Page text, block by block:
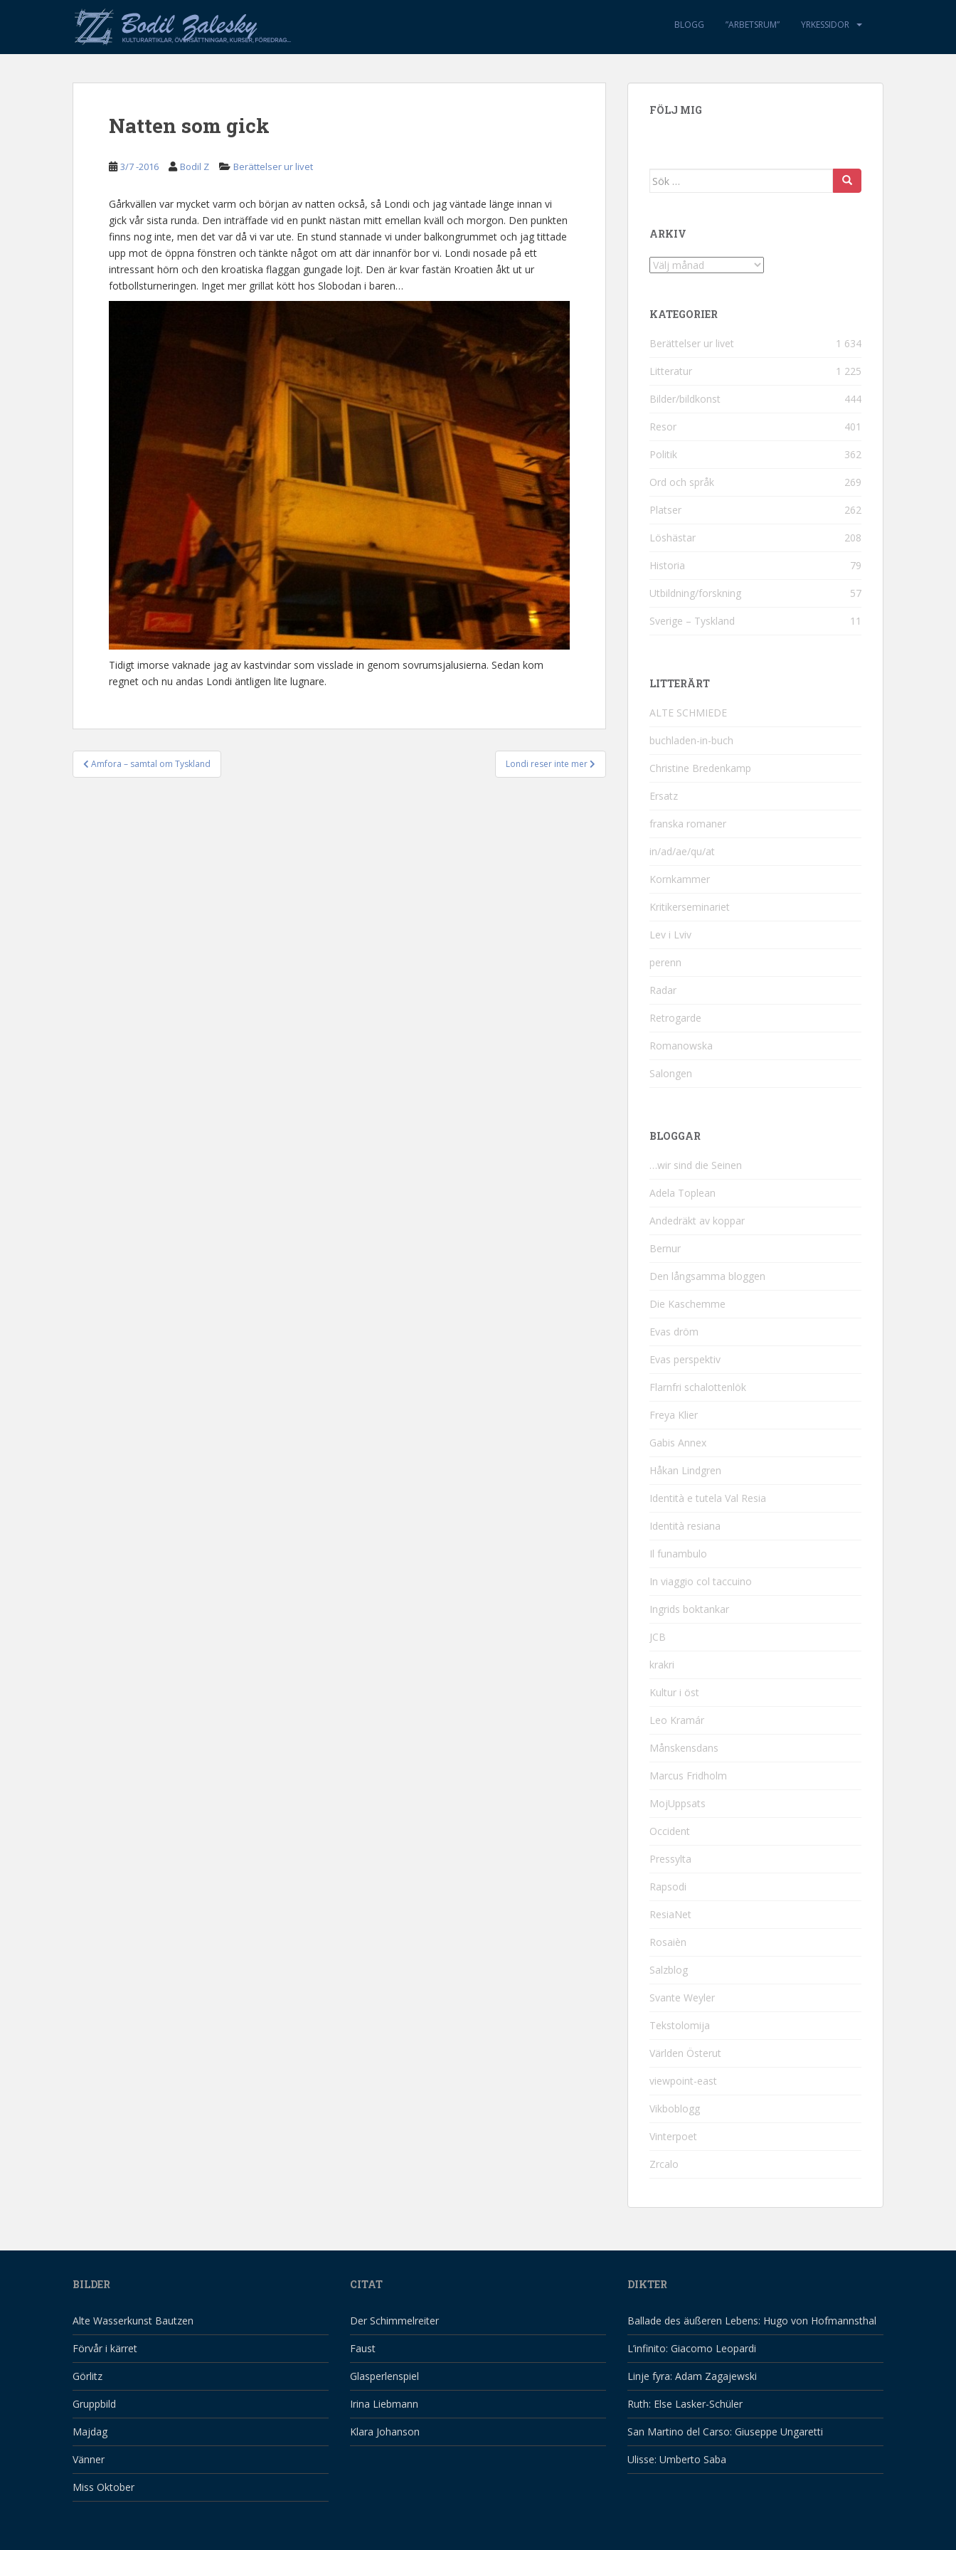
p
BLOGG ”ARBETSRUM” YRKESSIDOR
Natten som gick
3/7 -2016 Bodil Z Berättelser ur livet
Gårkvällen var mycket varm och början av natten också, så Londi och jag väntade länge innan vi
gick vår sista runda. Den inträffade vid en punkt nästan mitt emellan kväll och morgon. Den punkten
finns nog inte, men det var då vi var ute. En stund stannade vi under balkongrummet och jag tittade
upp mot de öppna fönstren och tänkte något om att där innanför bor vi. Londi nosade på ett
intressant hörn och den kroatiska flaggan gungade lojt. Den är kvar fastän Kroatien åkt ut ur
fotbollsturneringen. Inget mer grillat kött hos Slobodan i baren…
Tidigt imorse vaknade jag av kastvindar som visslade in genom sovrumsjalusierna. Sedan kom
regnet och nu andas Londi äntligen lite lugnare.
Inläggsnavigering
Amfora – samtal om Tyskland Londi reser inte mer
FÖLJ MIG
Sök efter:
ARKIV
Arkiv
KATEGORIER
Berättelser ur livet 1 634
Litteratur 1 225
Bilder/bildkonst 444
Resor 401
Politik 362
Ord och språk 269
Platser 262
Löshästar 208
Historia 79
Utbildning/forskning 57
Sverige – Tyskland 11
LITTERÄRT
ALTE SCHMIEDE
buchladen-in-buch
Christine Bredenkamp
Ersatz
franska romaner
in/ad/ae/qu/at
Kornkammer
Kritikerseminariet
Lev i Lviv
perenn
Radar
Retrogarde
Romanowska
Salongen
BLOGGAR
…wir sind die Seinen
Adela Toplean
Andedräkt av koppar
Bernur
Den långsamma bloggen
Die Kaschemme
Evas dröm
Evas perspektiv
Flarnfri schalottenlök
Freya Klier
Gabis Annex
Håkan Lindgren
Identità e tutela Val Resia
Identità resiana
Il funambulo
In viaggio col taccuino
Ingrids boktankar
JCB
krakri
Kultur i öst
Leo Kramár
Månskensdans
Marcus Fridholm
MojUppsats
Occident
Pressylta
Rapsodi
ResiaNet
Rosaièn
Salzblog
Svante Weyler
Tekstolomija
Världen Österut
viewpoint-east
Vikboblogg
Vinterpoet
Zrcalo
BILDER
Alte Wasserkunst Bautzen
Förvår i kärret
Görlitz
Gruppbild
Majdag
Vänner
Miss Oktober
CITAT
Der Schimmelreiter
Faust
Glasperlenspiel
Irina Liebmann
Klara Johanson
DIKTER
Ballade des äußeren Lebens: Hugo von Hofmannsthal
L’infinito: Giacomo Leopardi
Linje fyra: Adam Zagajewski
Ruth: Else Lasker-Schüler
San Martino del Carso: Giuseppe Ungaretti
Ulisse: Umberto Saba